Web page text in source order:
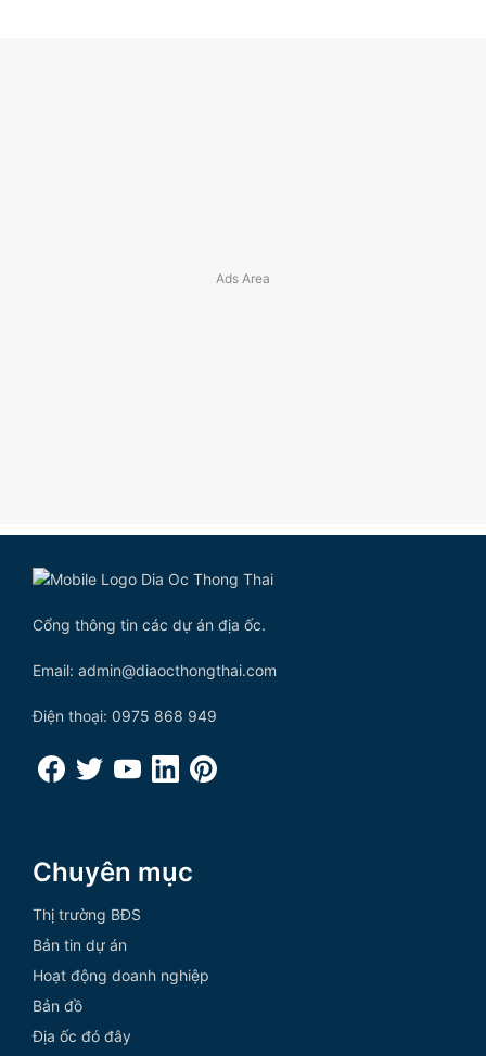
Cổng thông tin các dự án địa ốc.
Email: admin@diaocthongthai.com
Điện thoại: 0975 868 949
Chuyên mục
Thị trường BĐS
Bản tin dự án
Hoạt động doanh nghiệp
Bản đồ
Địa ốc đó đây